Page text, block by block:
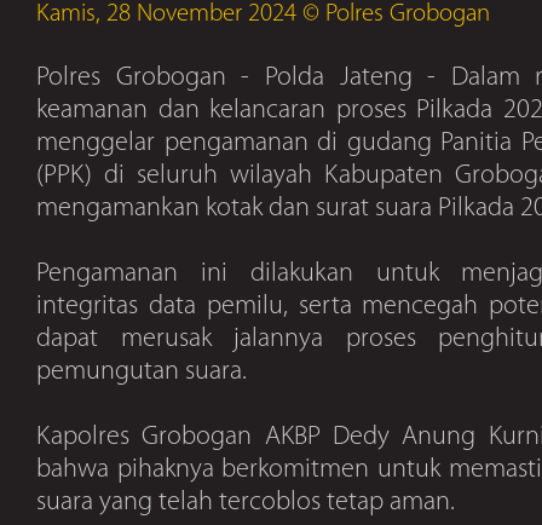
Kamis, 28 November 2024 © Polres Grobogan
Polres Grobogan - Polda Jateng - Dalam
keamanan dan kelancaran proses Pilkada
menggelar pengamanan di gudang Panitia
(PPK) di seluruh wilayah Kabupaten
mengamankan kotak dan surat suara Pilkada
Pengamanan ini dilakukan untuk
integritas data pemilu, serta mencegah
dapat merusak jalannya proses
pemungutan suara.
Kapolres Grobogan AKBP Dedy Anung
bahwa pihaknya berkomitmen untuk
suara yang telah tercoblos tetap aman.